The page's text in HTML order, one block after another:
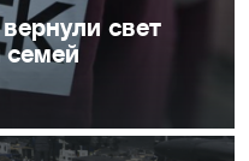
свет
семей